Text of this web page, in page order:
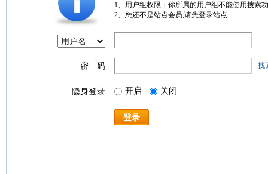
1、用户组权限：你所属的用户组不能使用搜索
2、您还不是站点会员,请先登录站点
密 码 找
隐身登录 开启 关闭
登录